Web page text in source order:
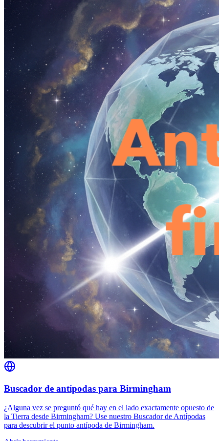
Buscador de antípodas para Birmingham
¿Alguna vez se preguntó qué hay en el lado exactamente opuesto de
la Tierra desde Birmingham? Use nuestro Buscador de Antípodas
para descubrir el punto antípoda de Birmingham.